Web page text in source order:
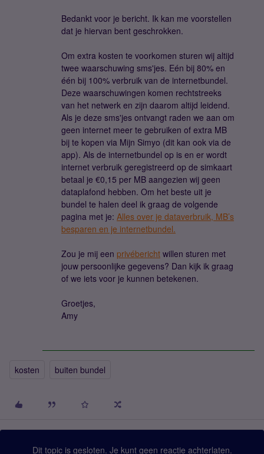
Bedankt voor je bericht. Ik kan me voorstellen
dat je hiervan bent geschrokken.
Om extra kosten te voorkomen sturen wij altijd
twee waarschuwing sms'jes. Eén bij 80% en
één bij 100% verbruik van de internetbundel.
Deze waarschuwingen komen rechtstreeks
van het netwerk en zijn daarom altijd leidend.
Als je deze sms'jes ontvangt raden we aan om
geen internet meer te gebruiken of extra MB
bij te kopen via Mijn Simyo (dit kan ook via de
app). Als de internetbundel op is en er wordt
internet verbruik geregistreerd op de simkaart
betaal je €0,15 per MB aangezien wij geen
dataplafond hebben. Om het beste uit je
bundel te halen deel ik graag de volgende
pagina met je: Alles over je dataverbruik, MB’s
besparen en je internetbundel.
Zou je mij een privébericht willen sturen met
jouw persoonlijke gegevens? Dan kijk ik graag
of we iets voor je kunnen betekenen.
Groetjes,
Amy
kosten buiten bundel
Dit topic is gesloten. Je kunt geen reactie achterlaten.